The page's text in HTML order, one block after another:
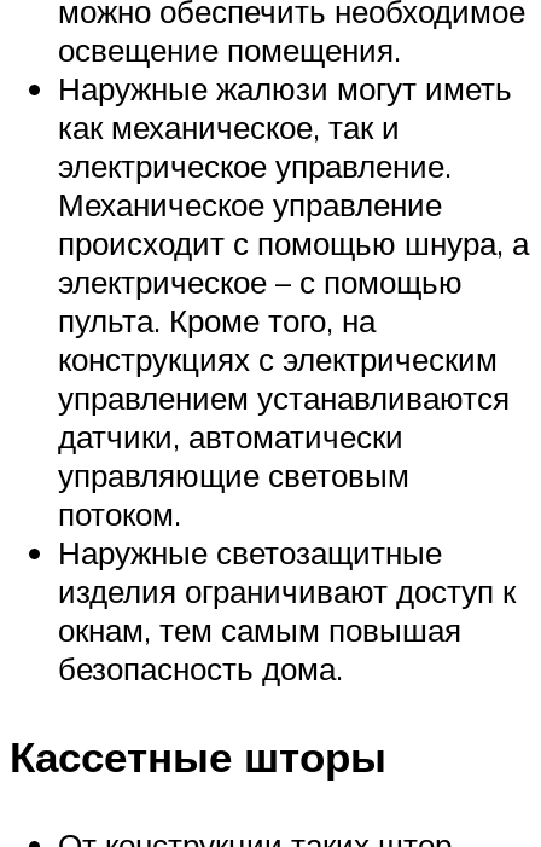
можно обеспечить необходимое
освещение помещения.
Наружные жалюзи могут иметь
как механическое, так и
электрическое управление.
Механическое управление
происходит с помощью шнура, а
электрическое – с помощью
пульта. Кроме того, на
конструкциях с электрическим
управлением устанавливаются
датчики, автоматически
управляющие световым
потоком.
Наружные светозащитные
изделия ограничивают доступ к
окнам, тем самым повышая
безопасность дома.
Кассетные шторы